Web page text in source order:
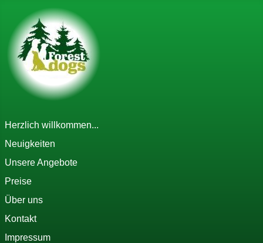
Herzlich willkommen...
Neuigkeiten
Unsere Angebote
Preise
Über uns
Kontakt
Impressum